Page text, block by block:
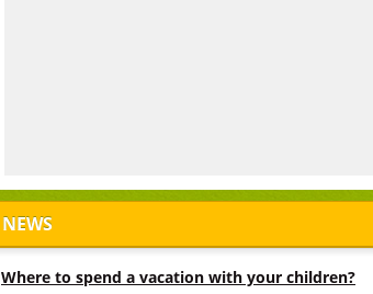
NEWS
Where to spend a vacation with your children?